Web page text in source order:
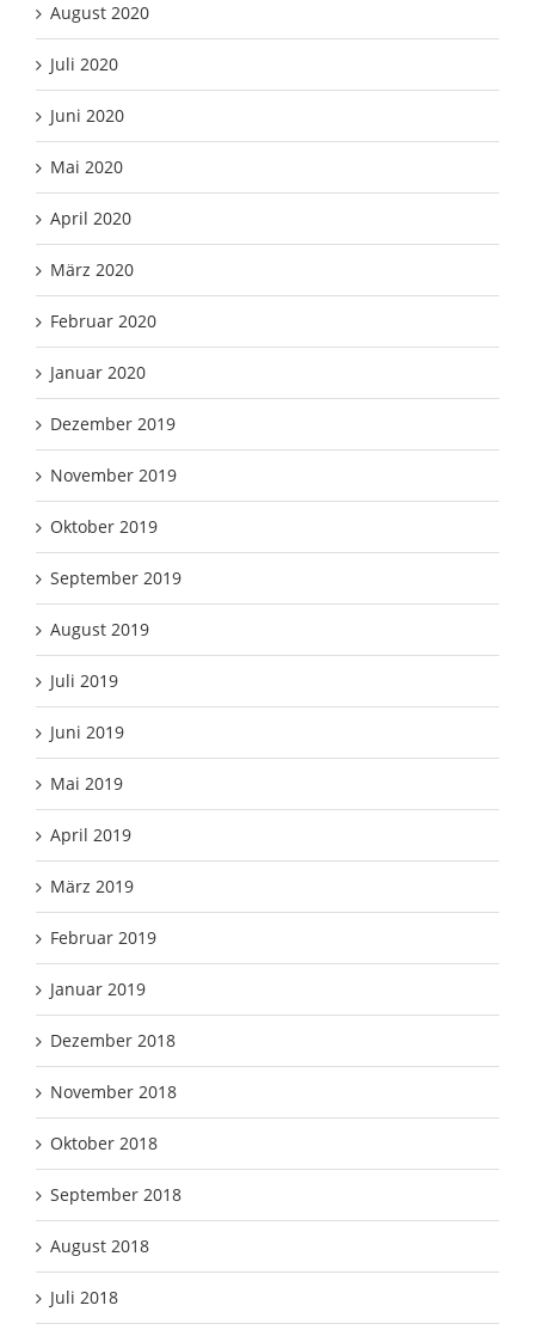
August 2020
Juli 2020
Juni 2020
Mai 2020
April 2020
März 2020
Februar 2020
Januar 2020
Dezember 2019
November 2019
Oktober 2019
September 2019
August 2019
Juli 2019
Juni 2019
Mai 2019
April 2019
März 2019
Februar 2019
Januar 2019
Dezember 2018
November 2018
Oktober 2018
September 2018
August 2018
Juli 2018